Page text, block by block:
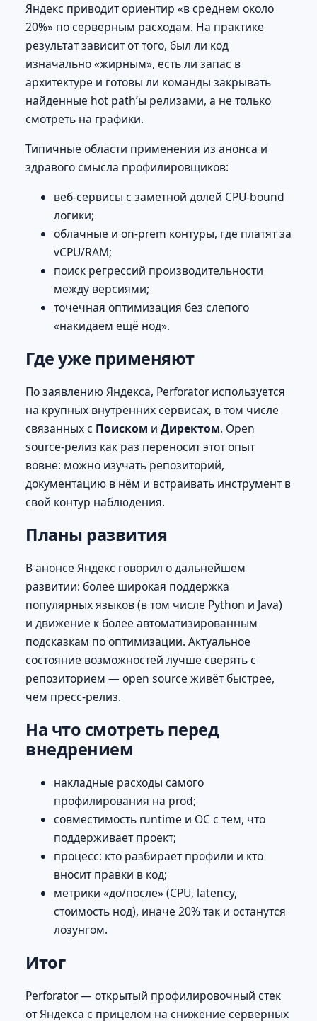
Яндекс приводит ориентир «в среднем около
20%» по серверным расходам. На практике
результат зависит от того, был ли код
изначально «жирным», есть ли запас в
архитектуре и готовы ли команды закрывать
найденные hot path’ы релизами, а не только
смотреть на графики.
Типичные области применения из анонса и
здравого смысла профилировщиков:
веб-сервисы с заметной долей CPU-bound
логики;
облачные и on-prem контуры, где платят за
vCPU/RAM;
поиск регрессий производительности
между версиями;
точечная оптимизация без слепого
«накидаем ещё нод».
Где уже применяют
По заявлению Яндекса, Perforator используется
на крупных внутренних сервисах, в том числе
связанных с Поиском и Директом. Open
source-релиз как раз переносит этот опыт
вовне: можно изучать репозиторий,
документацию в нём и встраивать инструмент в
свой контур наблюдения.
Планы развития
В анонсе Яндекс говорил о дальнейшем
развитии: более широкая поддержка
популярных языков (в том числе Python и Java)
и движение к более автоматизированным
подсказкам по оптимизации. Актуальное
состояние возможностей лучше сверять с
репозиторием — open source живёт быстрее,
чем пресс-релиз.
На что смотреть перед
внедрением
накладные расходы самого
профилирования на prod;
совместимость runtime и ОС с тем, что
поддерживает проект;
процесс: кто разбирает профили и кто
вносит правки в код;
метрики «до/после» (CPU, latency,
стоимость нод), иначе 20% так и останутся
лозунгом.
Итог
Perforator — открытый профилировочный стек
от Яндекса с прицелом на снижение серверных